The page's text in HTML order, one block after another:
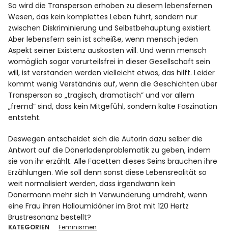
So wird die Transperson erhoben zu diesem lebensfernen
Wesen, das kein komplettes Leben führt, sondern nur
zwischen Diskriminierung und Selbstbehauptung existiert.
Aber lebensfern sein ist scheiße, wenn mensch jeden
Aspekt seiner Existenz auskosten will. Und wenn mensch
womöglich sogar vorurteilsfrei in dieser Gesellschaft sein
will, ist verstanden werden vielleicht etwas, das hilft. Leider
kommt wenig Verständnis auf, wenn die Geschichten über
Transperson so „tragisch, dramatisch” und vor allem
„fremd” sind, dass kein Mitgefühl, sondern kalte Faszination
entsteht.
Deswegen entscheidet sich die Autorin dazu selber die
Antwort auf die Dönerladenproblematik zu geben, indem
sie von ihr erzählt. Alle Facetten dieses Seins brauchen ihre
Erzählungen. Wie soll denn sonst diese Lebensrealität so
weit normalisiert werden, dass irgendwann kein
Dönermann mehr sich in Verwunderung umdreht, wenn
eine Frau ihren Halloumidöner im Brot mit 120 Hertz
Brustresonanz bestellt?
KATEGORIEN Feminismen